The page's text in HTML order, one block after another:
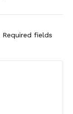
Required fields